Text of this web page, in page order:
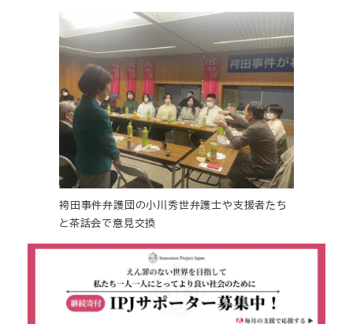
袴田事件弁護団の小川秀世弁護士や支援者たち
と茶話会で意見交換